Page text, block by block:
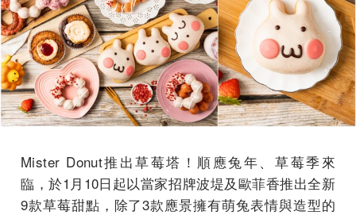
Mister Donut推出草莓塔！順應兔年、草莓季來
臨，於1月10日起以當家招牌波堤及歐菲香推出全新
9款草莓甜點，除了3款應景擁有萌兔表情與造型的